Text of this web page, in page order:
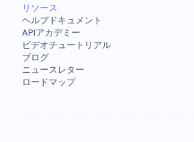
リソース
ヘルプドキュメント
APIアカデミー
ビデオチュートリアル
ブログ
ニュースレター
ロードマップ